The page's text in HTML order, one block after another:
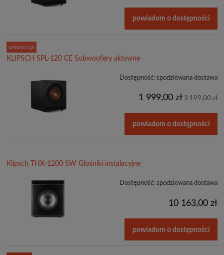
powiadom o dostępności
KLIPSCH SPL-120 CE Subwoofery aktywne
Dostępność: spodziewana dostawa
1 999,00 zł 3 199,00 zł
powiadom o dostępności
promocja
Klipsch THX-1200 SW Głośniki instalacyjne
Dostępność: spodziewana dostawa
10 163,00 zł
powiadom o dostępności